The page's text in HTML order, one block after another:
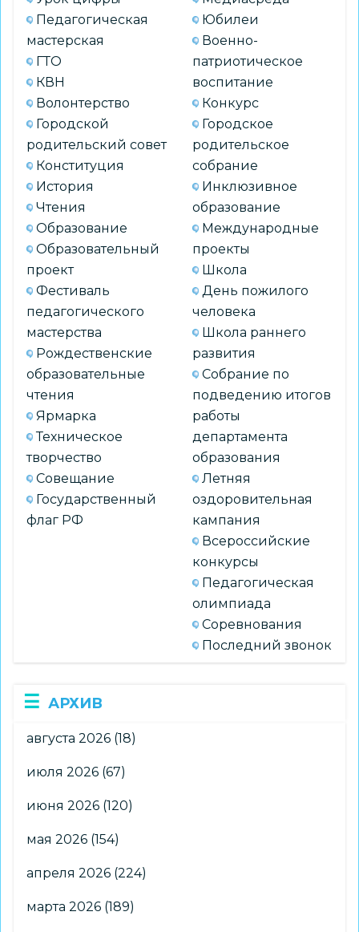
Педагогическая
мастерская
ГТО
КВН
Волонтерство
Городской
родительский совет
Конституция
История
Чтения
Образование
Образовательный
проект
Фестиваль
педагогического
мастерства
Рождественские
образовательные
чтения
Ярмарка
Техническое
творчество
Совещание
Государственный
флаг РФ
Юбилеи
Военно-
патриотическое
воспитание
Конкурс
Городское
родительское
собрание
Инклюзивное
образование
Международные
проекты
Школа
День пожилого
человека
Школа раннего
развития
Собрание по
подведению итогов
работы
департамента
образования
Летняя
оздоровительная
кампания
Всероссийские
конкурсы
Педагогическая
олимпиада
Соревнования
Последний звонок
АРХИВ
августа 2026 (18)
июля 2026 (67)
июня 2026 (120)
мая 2026 (154)
апреля 2026 (224)
марта 2026 (189)